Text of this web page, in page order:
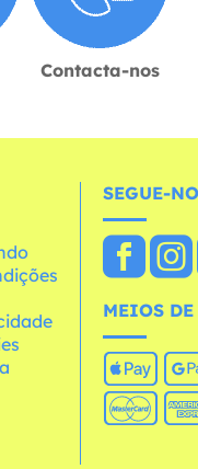
Contacta-nos
SEGUE-
MEIOS